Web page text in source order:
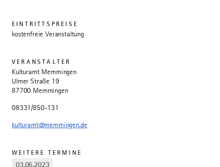
EINTRITTSPREISE
kostenfreie Veranstaltung
VERANSTALTER
Kulturamt Memmingen
Ulmer Straße 19
87700 Memmingen
08331/850-131
kulturamt@memmingen.de
WEITERE TERMINE
03.06.2023